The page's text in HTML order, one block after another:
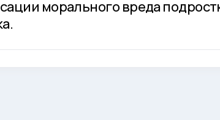
морального вреда